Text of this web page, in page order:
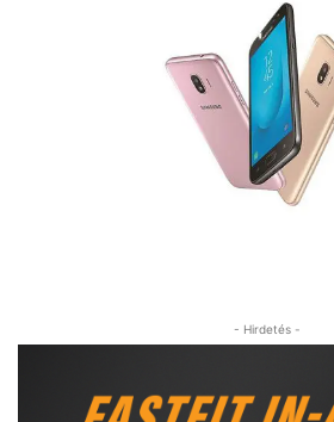
- Hirdetés -